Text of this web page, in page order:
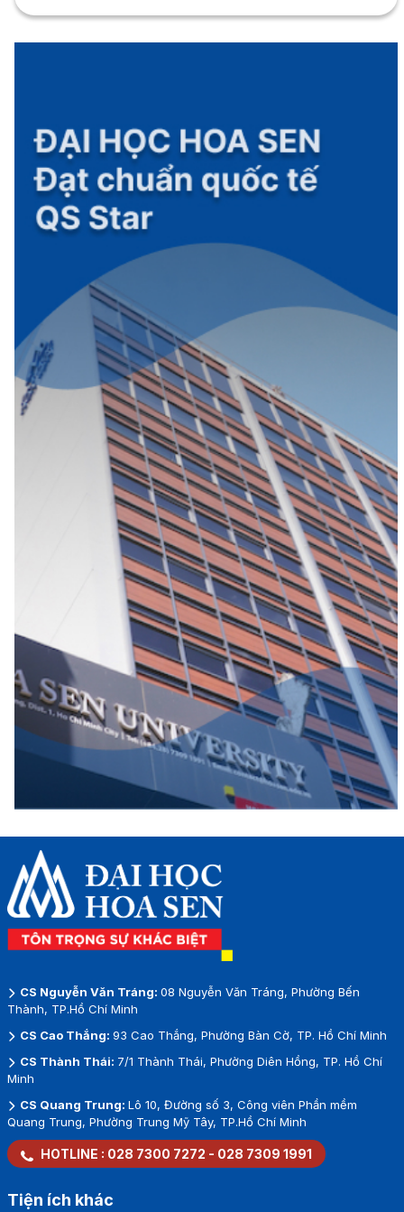
CS Nguyễn Văn Tráng: 08 Nguyễn Văn Tráng, Phường Bến
Thành, TP.Hồ Chí Minh
CS Cao Thắng: 93 Cao Thắng, Phường Bàn Cờ, TP. Hồ Chí Minh
CS Thành Thái: 7/1 Thành Thái, Phường Diên Hồng, TP. Hồ Chí
Minh
CS Quang Trung: Lô 10, Đường số 3, Công viên Phần mềm
Quang Trung, Phường Trung Mỹ Tây, TP.Hồ Chí Minh
HOTLINE : 028 7300 7272 - 028 7309 1991
Tiện ích khác